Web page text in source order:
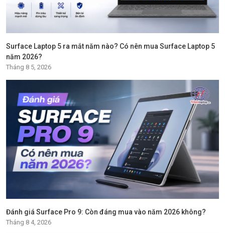
Surface Laptop 5 ra mắt năm nào? Có nên mua Surface Laptop 5
năm 2026?
Tháng 8 5, 2026
Đánh giá Surface Pro 9: Còn đáng mua vào năm 2026 không?
Tháng 8 4, 2026